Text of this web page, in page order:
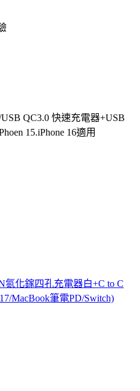
QC3.0 快速充電器+USB
15.iPhone 16適用
氮化鎵四孔充電器白+C to C
MacBook筆電PD/Switch)